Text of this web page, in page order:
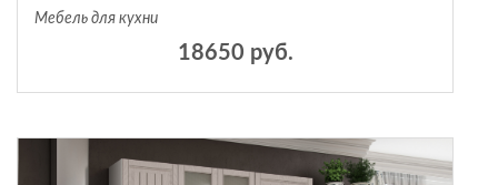
Мебель для кухни
18650 руб.